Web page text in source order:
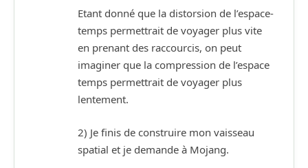
Etant donné que la distorsion de l’espace-
temps permettrait de voyager plus vite
en prenant des raccourcis, on peut
imaginer que la compression de l’espace
temps permettrait de voyager plus
lentement.
2) Je finis de construire mon vaisseau
spatial et je demande à Mojang.